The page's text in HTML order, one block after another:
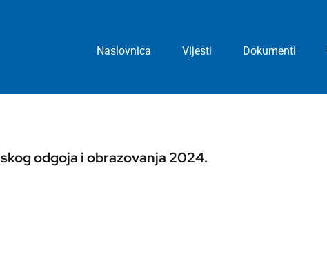
Naslovnica Vijesti Dokumenti
odgoja i obrazovanja 2024.